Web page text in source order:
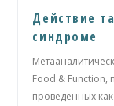
Действие
синдроме
Food & Function,
проведённых